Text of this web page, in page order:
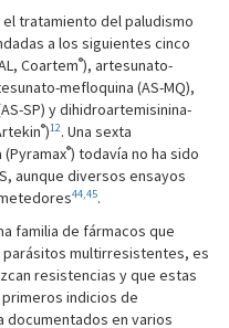
tratamiento del paludismo
a los siguientes cinco
Coartem®), artesunato-
mefloquina (AS-MQ),
SP) y dihidroartemisinina-
®)12. Una sexta
®) todavía no ha sido
aunque diversos ensayos
44,45.
familia de fármacos que
multirresistentes, es
resistencias y que estas
indicios de
documentados en varios